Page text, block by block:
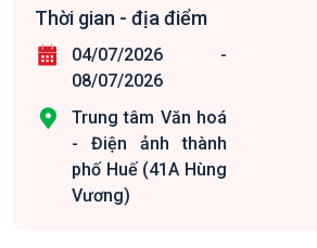
Thời gian - địa điểm
04/07/2026
-
08/07/2026
Trung tâm Văn hoá
- Điện ảnh thành
phố Huế (41A Hùng
Vương)